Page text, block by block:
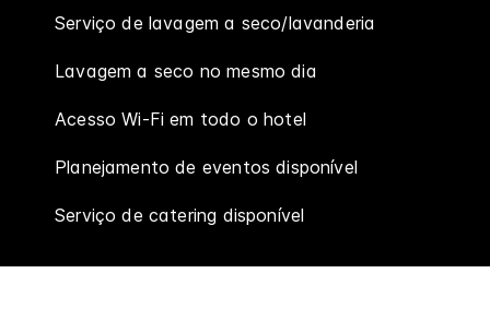
Serviço de lavagem a seco/lavanderia
Lavagem a seco no mesmo dia
Acesso Wi-Fi em todo o hotel
Planejamento de eventos disponível
Serviço de catering disponível